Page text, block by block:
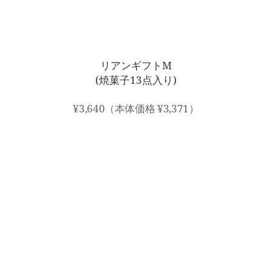
リアンギフトM
(焼菓子13点入り)
¥3,640（本体価格 ¥3,371）